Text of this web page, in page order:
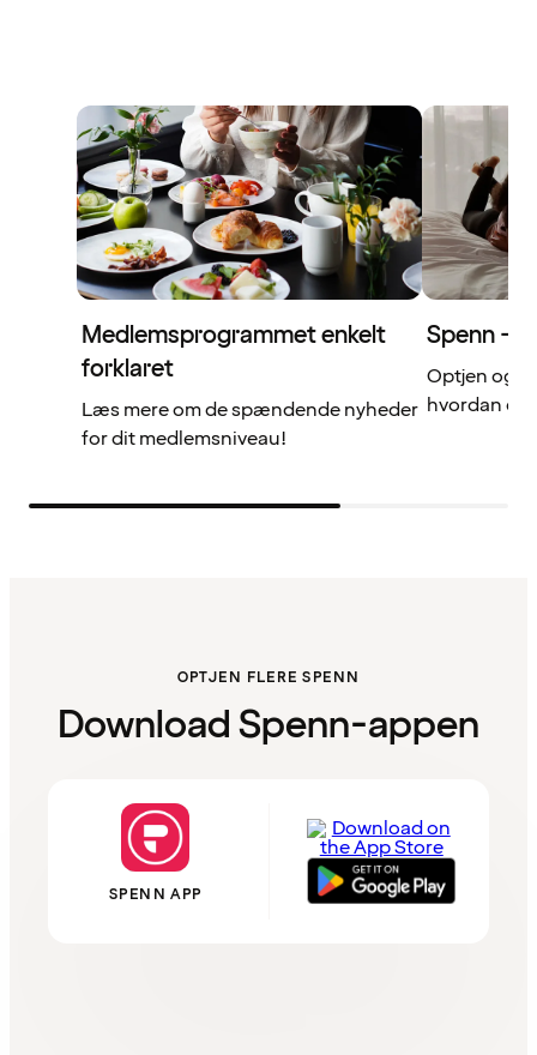
Medlemsprogrammet enkelt
forklaret
Læs mere om de spændende nyheder
for dit medlemsniveau!
Spenn –
Optjen og
hvordan
OPTJEN FLERE SPENN
Download Spenn-appen
SPENN APP